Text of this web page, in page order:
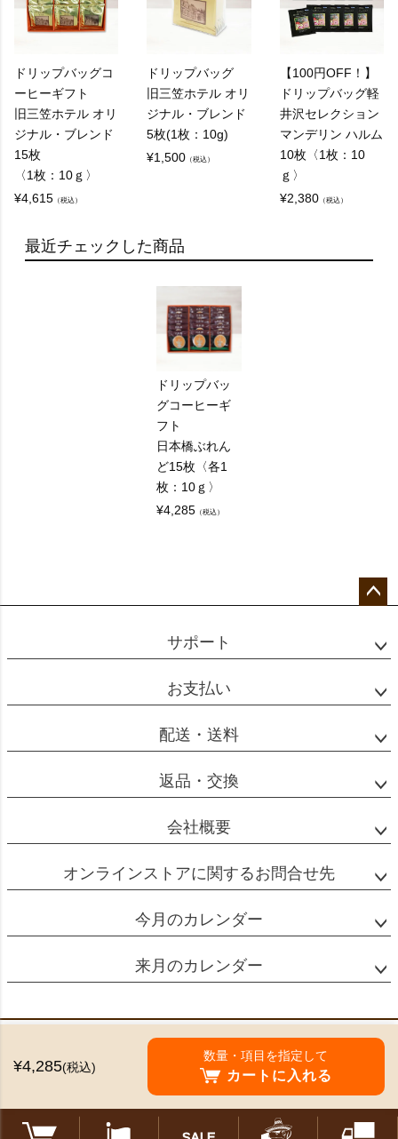
¥4,285(税込)
数量・項目を指定して
カートに入れる
ドリップバッグコ
ーヒーギフト
旧三笠ホテル オリ
ジナル・ブレンド
15枚
〈1枚：10ｇ〉
¥4,615 （税込）
ドリップバッグ
旧三笠ホテル オリ
ジナル・ブレンド
5枚(1枚：10g)
¥1,500 （税込）
【100円OFF！】
ドリップバッグ軽
井沢セレクション
マンデリン ハルム
10枚〈1枚：10
ｇ〉
¥2,380（税込）
最近チェックした商品
ドリップバッ
グコーヒーギ
フト
日本橋ぶれん
ど15枚〈各1
枚：10ｇ〉
¥4,285 （税込）
ップ
サポート
お支払い
配送・送料
返品・交換
会社概要
オンラインストアに関するお問合せ先
今月のカレンダー
来月のカレンダー
特定商取引法に基づく表示
個人情報の取扱
©2024 Mikado Coffee Shokai All Rights reserved.